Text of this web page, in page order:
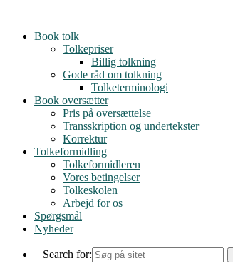
contentBook tolk
Tolkepriser
Billig tolkning
Gode råd om tolkning
Tolketerminologi
Book oversætter
Pris på oversættelse
Transskription og undertekster
Korrektur
Tolkeformidling
Tolkeformidleren
Vores betingelser
Tolkeskolen
Arbejd for os
Spørgsmål
Nyheder
Search for: